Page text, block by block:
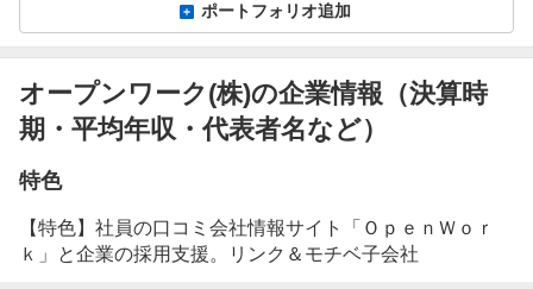
ポートフォリオ追加
オープンワーク(株)の企業情報（決算時
期・平均年収・代表者名など）
特色
【特色】社員の口コミ会社情報サイト「ＯｐｅｎＷｏｒ
ｋ」と企業の採用支援。リンク＆モチベ子会社